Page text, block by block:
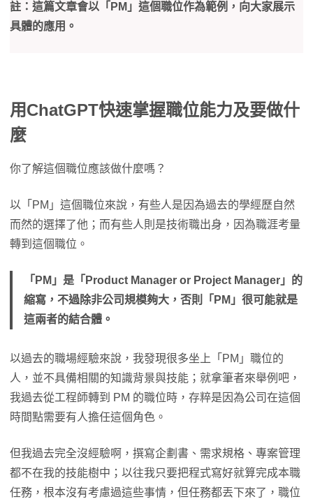
註：這篇文章會以「PM」這個職位作為範例，向大家展示
具體的應用。
用ChatGPT快速掌握職位能力及要做什
麼
你了解這個職位應該做什麼嗎？
以「PM」這個職位來說，有些人是因為過去的學經歷自然
而然的選擇了他；而有些人則是技術職出身，因為職涯考量
轉到這個職位。
「PM」是「Product Manager or Project Manager」的
縮寫，不過除非公司規模夠大，否則「PM」很可能就是
這兩者的結合體。
以過去的職場經驗來說，我發現很多坐上「PM」職位的
人，並不具備相關的知識背景與技能；就拿筆者來舉例吧，
我過去從工程師轉到 PM 的職位時，存粹是因為公司在這個
時間點需要有人擔任這個角色。
但我過去完全沒經驗啊，撰寫企劃書、需求規格、專案管理
都不在我的技能樹中；以往我只要把程式寫好就算完成本職
任務，根本沒有考慮過這些事情，但任務都丟下來了，職位